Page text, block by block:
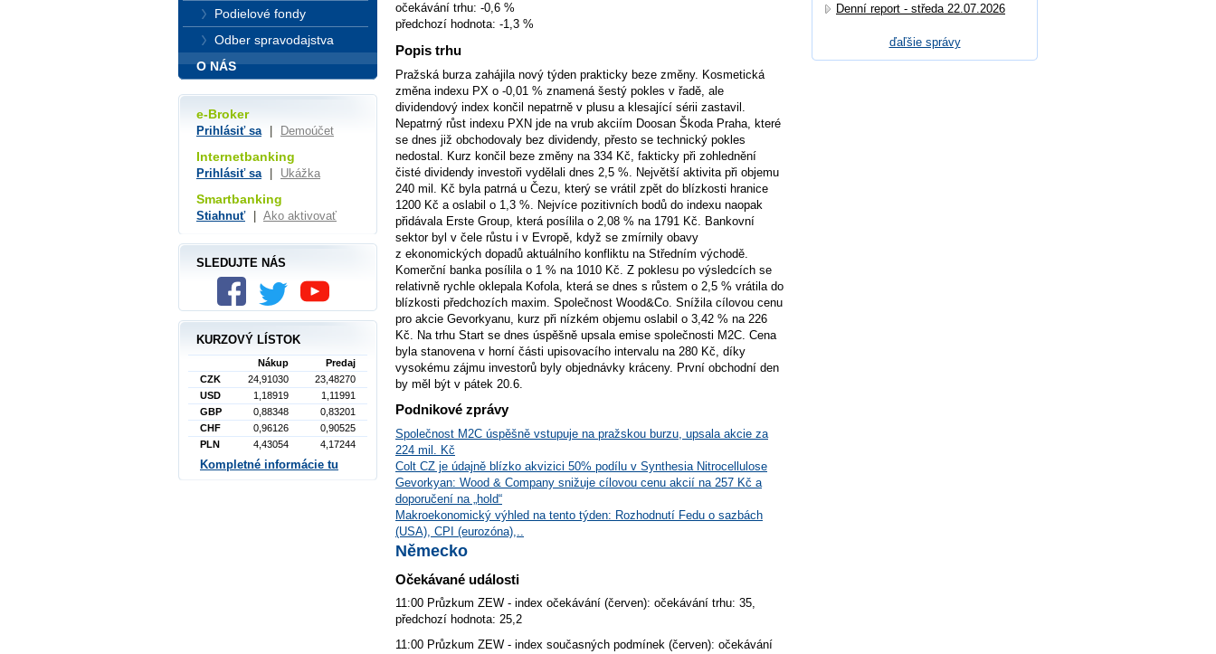
očekávání trhu: -0,6 %
předchozí hodnota: -1,3 %
Popis trhu
Pražská burza zahájila nový týden prakticky beze změny. Kosmetická
změna indexu PX o -0,01 % znamená šestý pokles v řadě, ale
dividendový index končil nepatrně v plusu a klesající sérii zastavil.
Nepatrný růst indexu PXN jde na vrub akciím Doosan Škoda Praha, které
se dnes již obchodovaly bez dividendy, přesto se technický pokles
nedostal. Kurz končil beze změny na 334 Kč, fakticky při zohlednění
čisté dividendy investoři vydělali dnes 2,5 %. Největší aktivita při objemu
240 mil. Kč byla patrná u Čezu, který se vrátil zpět do blízkosti hranice
1200 Kč a oslabil o 1,3 %. Nejvíce pozitivních bodů do indexu naopak
přidávala Erste Group, která posílila o 2,08 % na 1791 Kč. Bankovní
sektor byl v čele růstu i v Evropě, když se zmírnily obavy
z ekonomických dopadů aktuálního konfliktu na Středním východě.
Komerční banka posílila o 1 % na 1010 Kč. Z poklesu po výsledcích se
relativně rychle oklepala Kofola, která se dnes s růstem o 2,5 % vrátila do
blízkosti předchozích maxim. Společnost Wood&Co. Snížila cílovou cenu
pro akcie Gevorkyanu, kurz při nízkém objemu oslabil o 3,42 % na 226
Kč. Na trhu Start se dnes úspěšně upsala emise společnosti M2C. Cena
byla stanovena v horní části upisovacího intervalu na 280 Kč, díky
vysokému zájmu investorů byly objednávky kráceny. První obchodní den
by měl být v pátek 20.6.
Podnikové zprávy
Společnost M2C úspěšně vstupuje na pražskou burzu, upsala akcie za
224 mil. Kč
Colt CZ je údajně blízko akvizici 50% podílu v Synthesia Nitrocellulose
Gevorkyan: Wood & Company snižuje cílovou cenu akcií na 257 Kč a
doporučení na „hold“
Makroekonomický výhled na tento týden: Rozhodnutí Fedu o sazbách
(USA), CPI (eurozóna),..
Německo
Očekávané události
11:00 Průzkum ZEW - index očekávání (červen): očekávání trhu: 35,
předchozí hodnota: 25,2
11:00 Průzkum ZEW - index současných podmínek (červen): očekávání
Denní report - středa 22.07.2026
ďaľšie správy
Podielové fondy
Odber spravodajstva
O NÁS
e-Broker
Prihlásiť sa Demoúčet
Internetbanking
Prihlásiť sa Ukážka
Smartbanking
Stiahnuť Ako aktivovať
SLEDUJTE NÁS
KURZOVÝ LÍSTOK
Nákup
Predaj
CZK
24,91030
23,48270
USD
1,18919
1,11991
GBP
0,88348
0,83201
CHF
0,96126
0,90525
PLN
4,43054 4,17244
Kompletné informácie tu